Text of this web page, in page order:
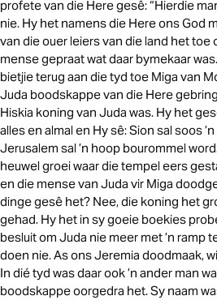
profete van die Here gesê: “Hierdie
nie. Hy het namens die Here ons God
van die ouer leiers van die land het
mense gepraat wat daar bymekaar
bietjie terug aan die tyd toe Miga van
Juda boodskappe van die Here
Hiskia koning van Juda was. Hy het
alles en almal en Hy sê: Sion sal soos
Jerusalem sal ’n hoop bourommel
heuwel groei waar die tempel eers
en die mense van Juda vir Miga
dinge gesê het? Nee, die koning het
gehad. Hy het in sy goeie boekies
besluit om Juda nie meer met ’n ramp
doen nie. As ons Jeremia doodmaak,
In dié tyd was daar ook ’n ander man
boodskappe oorgedra het. Sy naam